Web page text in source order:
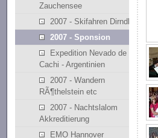
Zauchensee
2007 - Skifahren Dirndllift
2007 - Sponsion
Expedition Nevado de
Cachi - Argentinien
2007 - Wandern
RÃ¶thelstein etc
2007 - Nachtslalom
Akkreditierung
EMO Hannover